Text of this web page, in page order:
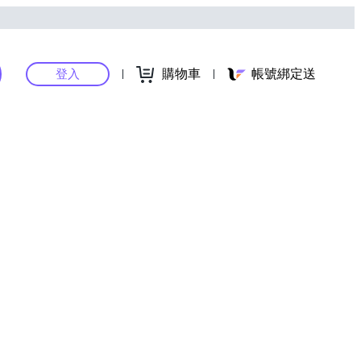
登入 購物車 帳號綁定送